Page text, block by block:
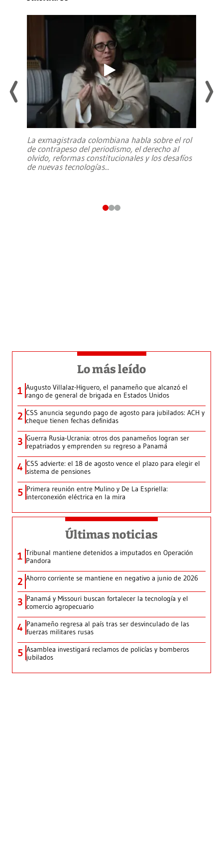
La exmagistrada colombiana habla sobre el rol
de contrapeso del periodismo, el derecho al
olvido, reformas constitucionales y los desafíos
de nuevas tecnologías...
Lo más leído
1 Augusto Villalaz-Higuero, el panameño que alcanzó el
rango de general de brigada en Estados Unidos
2 CSS anuncia segundo pago de agosto para jubilados: ACH y
cheque tienen fechas definidas
3 Guerra Rusia-Ucrania: otros dos panameños logran ser
repatriados y emprenden su regreso a Panamá
4 CSS advierte: el 18 de agosto vence el plazo para elegir el
sistema de pensiones
5 Primera reunión entre Mulino y De La Espriella:
interconexión eléctrica en la mira
Últimas noticias
1 Tribunal mantiene detenidos a imputados en Operación
Pandora
2 Ahorro corriente se mantiene en negativo a junio de 2026
3 Panamá y Missouri buscan fortalecer la tecnología y el
comercio agropecuario
4 Panameño regresa al país tras ser desvinculado de las
fuerzas militares rusas
5 Asamblea investigará reclamos de policías y bomberos
jubilados